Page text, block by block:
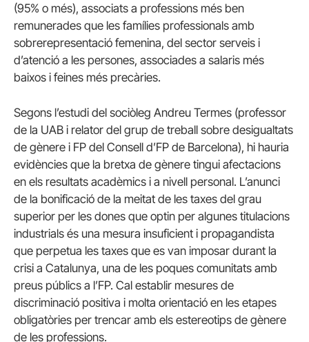
(95% o més), associats a professions més ben
remunerades que les famílies professionals amb
sobrerepresentació femenina, del sector serveis i
d’atenció a les persones, associades a salaris més
baixos i feines més precàries.
Segons l’estudi del sociòleg Andreu Termes (professor
de la UAB i relator del grup de treball sobre desigualtats
de gènere i FP del Consell d’FP de Barcelona), hi hauria
evidències que la bretxa de gènere tingui afectacions
en els resultats acadèmics i a nivell personal. L’anunci
de la bonificació de la meitat de les taxes del grau
superior per les dones que optin per algunes titulacions
industrials és una mesura insuficient i propagandista
que perpetua les taxes que es van imposar durant la
crisi a Catalunya, una de les poques comunitats amb
preus públics a l’FP. Cal establir mesures de
discriminació positiva i molta orientació en les etapes
obligatòries per trencar amb els estereotips de gènere
de les professions.